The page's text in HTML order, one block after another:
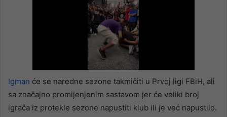
Igman će se naredne sezone takmičiti u Prvoj ligi FBiH, ali
sa značajno promijenjenim sastavom jer će veliki broj
igrača iz protekle sezone napustiti klub ili je već napustilo.